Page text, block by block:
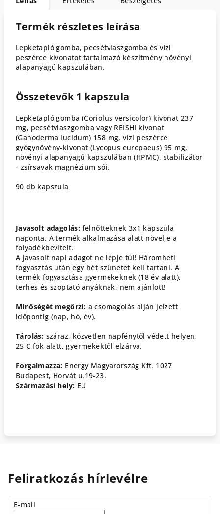
Termék részletes leírása
Lepketapló gomba, pecsétviaszgomba és vízi
peszérce kivonatot tartalmazó készítmény növényi
alapanyagú kapszulában.
Összetevők 1 kapszula
Lepketapló gomba (Coriolus versicolor) kivonat 237
mg, pecsétviaszgomba vagy REISHI kivonat
(Ganoderma lucidum) 158 mg, vízi peszérce
gyógynövény-kivonat (Lycopus europaeus) 95 mg,
növényi alapanyagú kapszulában (HPMC), stabilizátor
- zsírsavak magnézium sói.
90 db kapszula
Javasolt adagolás: felnőtteknek 3x1 kapszula
naponta. A termék alkalmazása alatt növelje a
folyadékbevitelt.
A javasolt napi adagot ne lépje túl! Háromheti
fogyasztás után egy hét szünetet kell tartani. A
termék fogyasztása gyermekeknek (18 év alatt),
terhes és szoptató anyáknak, nem ajánlott!
Minőségét megőrzi: a csomagolás alján jelzett
időpontig (nap, hó, év).
Tárolás: száraz, közvetlen napfénytől védett helyen,
25 C fok alatt, gyermekektől elzárva.
Forgalmazza: Energy Magyarország Kft. 1027
Budapest, Horvát u.19-23.
Származási hely: EU
Feliratkozás hírlevélre
E-mail